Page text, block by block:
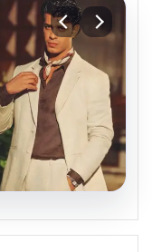
suç